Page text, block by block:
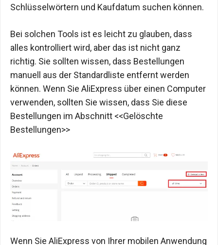
Schlüsselwörtern und Kaufdatum suchen können.
Bei solchen Tools ist es leicht zu glauben, dass
alles kontrolliert wird, aber das ist nicht ganz
richtig. Sie sollten wissen, dass Bestellungen
manuell aus der Standardliste entfernt werden
können. Wenn Sie AliExpress über einen Computer
verwenden, sollten Sie wissen, dass Sie diese
Bestellungen im Abschnitt <<Gelöschte
Bestellungen>>
Wenn Sie AliExpress von Ihrer mobilen Anwendung